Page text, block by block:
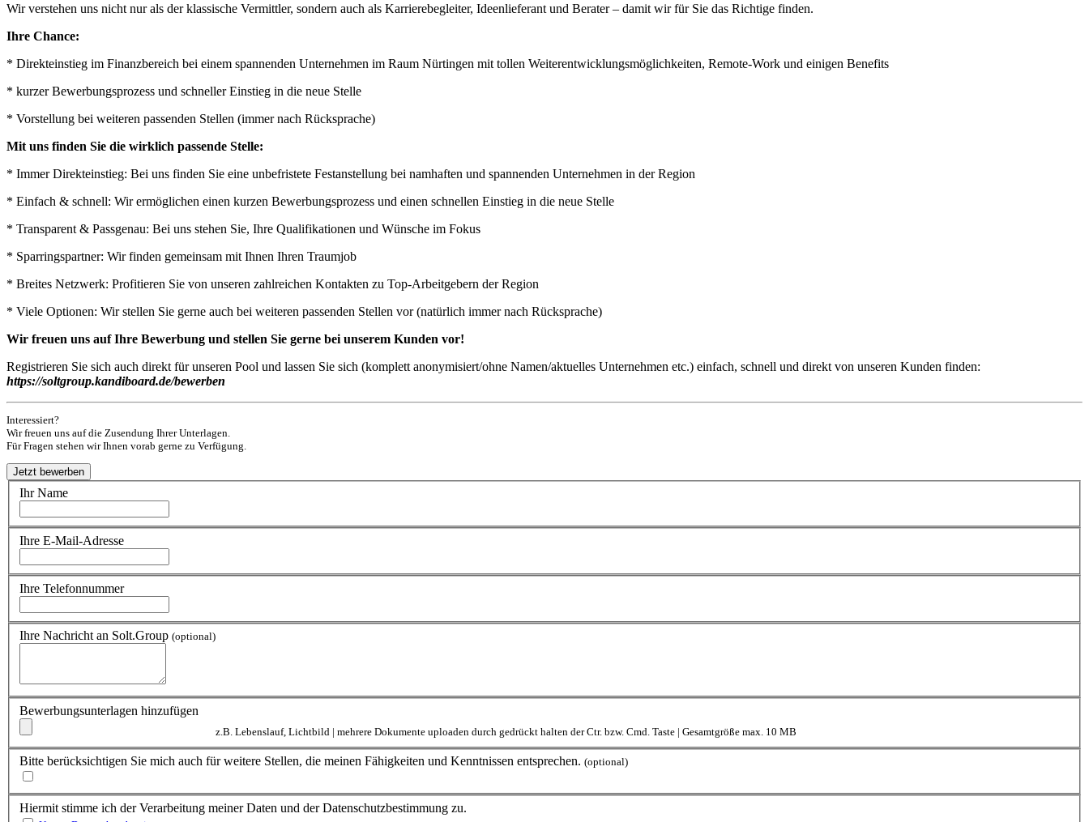
Wir verstehen uns nicht nur als der klassische Vermittler, sondern auch als Karrierebegleiter, Ideenlieferant und Berater – damit wir für Sie das Richtige finden.
Ihre Chance:
* Direkteinstieg im Finanzbereich bei einem spannenden Unternehmen im Raum Nürtingen mit tollen Weiterentwicklungsmöglichkeiten, Remote-Work und einigen Benefits
* kurzer Bewerbungsprozess und schneller Einstieg in die neue Stelle
* Vorstellung bei weiteren passenden Stellen (immer nach Rücksprache)
Mit uns finden Sie die wirklich passende Stelle:
* Immer Direkteinstieg: Bei uns finden Sie eine unbefristete Festanstellung bei namhaften und spannenden Unternehmen in der Region
* Einfach & schnell: Wir ermöglichen einen kurzen Bewerbungsprozess und einen schnellen Einstieg in die neue Stelle
* Transparent & Passgenau: Bei uns stehen Sie, Ihre Qualifikationen und Wünsche im Fokus
* Sparringspartner: Wir finden gemeinsam mit Ihnen Ihren Traumjob
* Breites Netzwerk: Profitieren Sie von unseren zahlreichen Kontakten zu Top-Arbeitgebern der Region
* Viele Optionen: Wir stellen Sie gerne auch bei weiteren passenden Stellen vor (natürlich immer nach Rücksprache)
Wir freuen uns auf Ihre Bewerbung und stellen Sie gerne bei unserem Kunden vor!
Registrieren Sie sich auch direkt für unseren Pool und lassen Sie sich (komplett anonymisiert/ohne Namen/aktuelles Unternehmen etc.) einfach, schnell und direkt von unseren Kunden finden:
https://soltgroup.kandiboard.de/bewerben
Interessiert?
Wir freuen uns auf die Zusendung Ihrer Unterlagen.
Für Fragen stehen wir Ihnen vorab gerne zu Verfügung.
Ihr Name
Ihre E-Mail-Adresse
Ihre Telefonnummer
Ihre Nachricht an Solt.Group (optional)
Bewerbungsunterlagen hinzufügen
z.B. Lebenslauf, Lichtbild | mehrere Dokumente uploaden durch gedrückt halten der Ctr. bzw. Cmd. Taste | Gesamtgröße max. 10 MB
Bitte berücksichtigen Sie mich auch für weitere Stellen, die meinen Fähigkeiten und Kenntnissen entsprechen. (optional)
Hiermit stimme ich der Verarbeitung meiner Daten und der Datenschutzbestimmung zu.